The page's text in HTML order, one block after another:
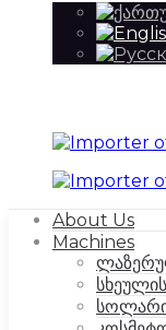
About Us
Machines